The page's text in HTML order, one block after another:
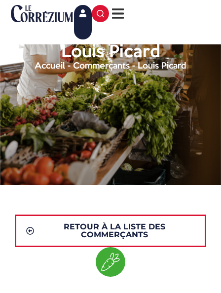
Louis Picard
Accueil-Commerçants-Louis Picard
RETOUR À LA LISTE DES
COMMERÇANTS